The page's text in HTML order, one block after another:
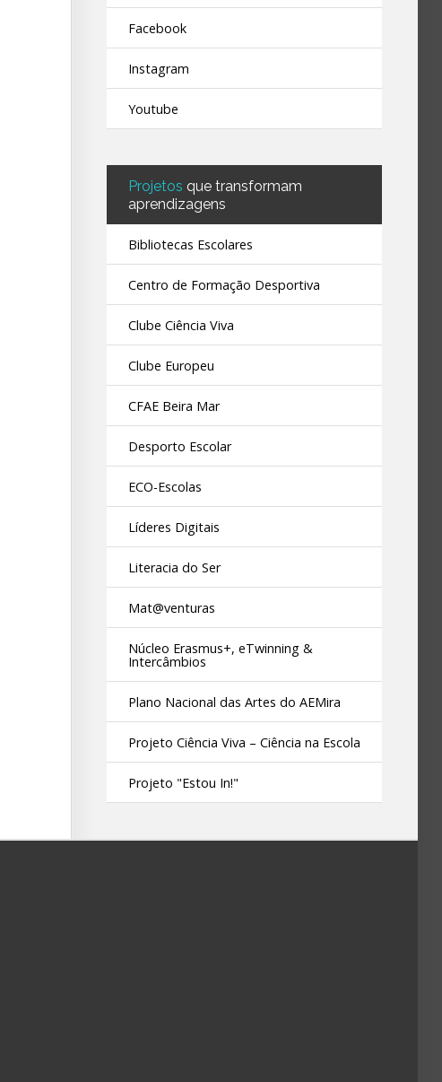
Facebook
Instagram
Youtube
Projetosque transformam
aprendizagens
Bibliotecas Escolares
Centro de Formação Desportiva
Clube Ciência Viva
Clube Europeu
CFAE Beira Mar
Desporto Escolar
ECO-Escolas
Líderes Digitais
Literacia do Ser
Mat@venturas
Núcleo Erasmus+, eTwinning &
Intercâmbios
Plano Nacional das Artes do AEMira
Projeto Ciência Viva – Ciência na Escola
Projeto "Estou In!"